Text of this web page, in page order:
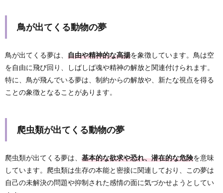
鳥が出てくる動物の夢
鳥が出てくる夢は、 自由や精神的な高揚を象徴しています。鳥は空
を自由に飛び回り、しばしば魂や精神の解放と関連付けられます。
特に、鳥が飛んでいる夢は、制約からの解放や、新たな視点を得る
ことの象徴となることがあります。
爬虫類が出てくる動物の夢
爬虫類が出てくる夢は、 基本的な欲求や恐れ、潜在的な危険を意味
しています。爬虫類は生存の本能と密接に関連しており、この夢は
自己の未解決の問題や抑制された感情の面に気づかせようとしてい